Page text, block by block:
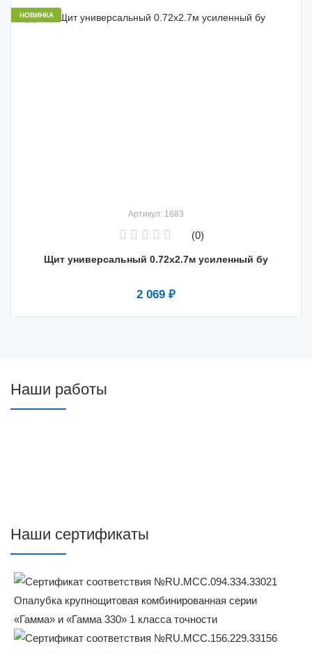
НОВИНКА
Артикул: 1683
(0)
Щит универсальный 0.72х2.7м усиленный бу
2 069 ₽
Наши работы
Наши сертификаты